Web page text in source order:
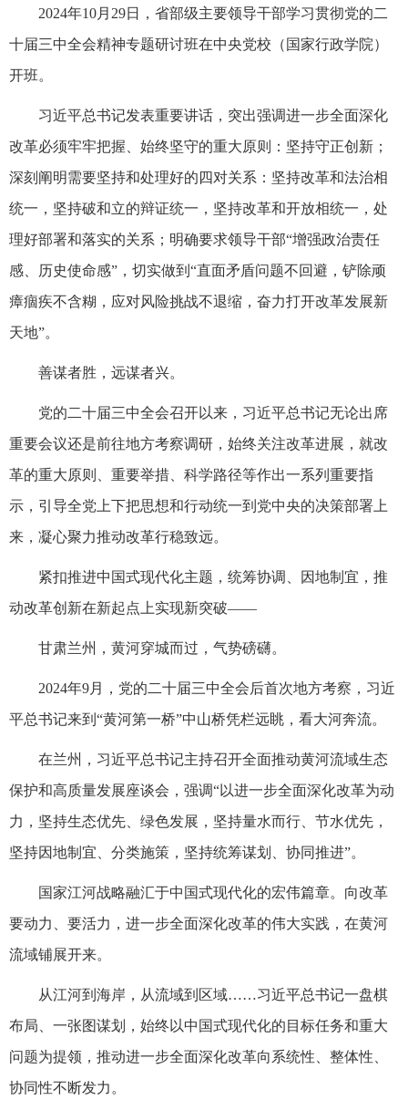
2024年10月29日，省部级主要领导干部学习贯彻党的二
十届三中全会精神专题研讨班在中央党校（国家行政学院）
开班。
习近平总书记发表重要讲话，突出强调进一步全面深化
改革必须牢牢把握、始终坚守的重大原则：坚持守正创新；
深刻阐明需要坚持和处理好的四对关系：坚持改革和法治相
统一，坚持破和立的辩证统一，坚持改革和开放相统一，处
理好部署和落实的关系；明确要求领导干部“增强政治责任
感、历史使命感”，切实做到“直面矛盾问题不回避，铲除顽
瘴痼疾不含糊，应对风险挑战不退缩，奋力打开改革发展新
天地”。
善谋者胜，远谋者兴。
党的二十届三中全会召开以来，习近平总书记无论出席
重要会议还是前往地方考察调研，始终关注改革进展，就改
革的重大原则、重要举措、科学路径等作出一系列重要指
示，引导全党上下把思想和行动统一到党中央的决策部署上
来，凝心聚力推动改革行稳致远。
紧扣推进中国式现代化主题，统筹协调、因地制宜，推
动改革创新在新起点上实现新突破——
甘肃兰州，黄河穿城而过，气势磅礴。
2024年9月，党的二十届三中全会后首次地方考察，习近
平总书记来到“黄河第一桥”中山桥凭栏远眺，看大河奔流。
在兰州，习近平总书记主持召开全面推动黄河流域生态
保护和高质量发展座谈会，强调“以进一步全面深化改革为动
力，坚持生态优先、绿色发展，坚持量水而行、节水优先，
坚持因地制宜、分类施策，坚持统筹谋划、协同推进”。
国家江河战略融汇于中国式现代化的宏伟篇章。向改革
要动力、要活力，进一步全面深化改革的伟大实践，在黄河
流域铺展开来。
从江河到海岸，从流域到区域……习近平总书记一盘棋
布局、一张图谋划，始终以中国式现代化的目标任务和重大
问题为提领，推动进一步全面深化改革向系统性、整体性、
协同性不断发力。